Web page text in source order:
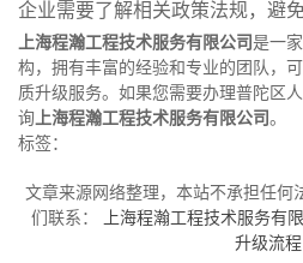
企业需要了解相关政策法规，避
上海程瀚工程技术服务有限公司 是一
构，拥有丰富的经验和专业的团队，
质升级服务。如果您需要办理普陀区
询上海程瀚工程技术服务有限公司 。
标签：
文章来源网络整理，本站不承担任何
们联系：
上海程瀚工程技术服务有
升级流程